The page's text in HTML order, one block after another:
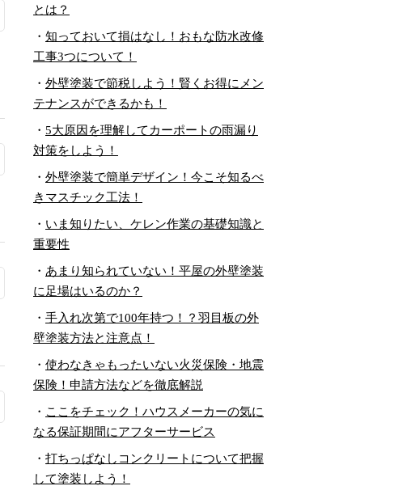
とは？
・ 知っておいて損はなし！おもな防水改修
工事3つについて！
・ 外壁塗装で節税しよう！賢くお得にメン
テナンスができるかも！
・ 5大原因を理解してカーポートの雨漏り
対策をしよう！
・ 外壁塗装で簡単デザイン！今こそ知るべ
きマスチック工法！
・ いま知りたい、ケレン作業の基礎知識と
重要性
・ あまり知られていない！平屋の外壁塗装
に足場はいるのか？
・ 手入れ次第で100年持つ！？羽目板の外
壁塗装方法と注意点！
・ 使わなきゃもったいない火災保険・地震
保険！申請方法などを徹底解説
・ ここをチェック！ハウスメーカーの気に
なる保証期間にアフターサービス
・ 打ちっぱなしコンクリートについて把握
して塗装しよう！